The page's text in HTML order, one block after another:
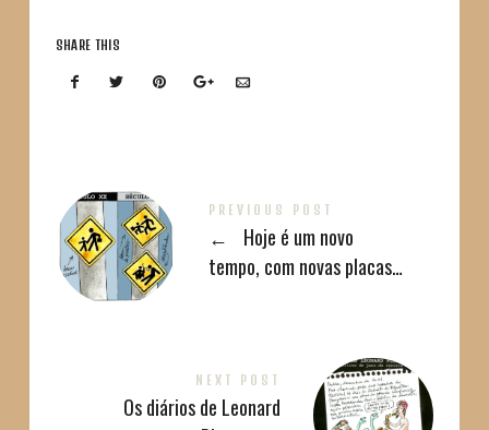
SHARE THIS
PREVIOUS POST
←
Hoje é um novo
tempo, com novas placas…
NEXT POST
Os diários de Leonard